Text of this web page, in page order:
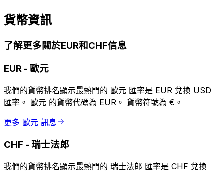
貨幣資訊
了解更多關於EUR和CHF信息
EUR - 歐元
我們的貨幣排名顯示最熱門的 歐元 匯率是 EUR 兌換 USD
匯率。 歐元 的貨幣代碼為 EUR。 貨幣符號為 €。
更多 歐元 訊息
CHF - 瑞士法郎
我們的貨幣排名顯示最熱門的 瑞士法郎 匯率是 CHF 兌換